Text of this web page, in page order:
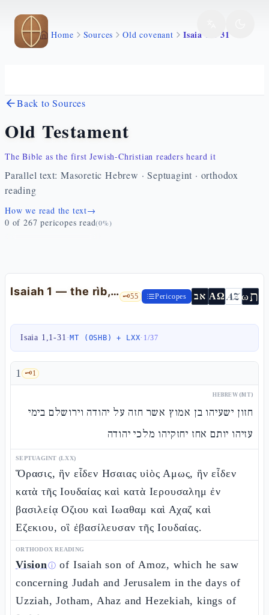
Skip to main content
Home Sources Old covenant Isaia 1 1 31
Back to Sources
Old Testament
The Bible as the first Jewish-Christian readers heard it
Parallel text: Masoretic Hebrew · Septuagint · orthodox
reading
How we read the text→
0 of 267 pericopes read(0%)
Isaiah 1 — the rìb, worship without justice, "Zion redeemed through mishpàt" 🗝️55 Pericopes אב ΑΩ AZωת
Isaia 1,1-31 ·MT (OSHB) + LXX· 1/37
1 🗝️1
HEBREW (MT)
חזון ישעיהו בן אמוץ אשר חזה על יהודה וירושלם בימי
עזיהו יותם אחז יחזקיהו מלכי יהודה
SEPTUAGINT (LXX)
Ὅρασις, ἣν εἶδεν Ησαιας υἱὸς Αμως, ἣν εἶδεν
κατὰ τῆς Ιουδαίας καὶ κατὰ Ιερουσαλημ ἐν
βασιλείᾳ Οζιου καὶ Ιωαθαμ καὶ Αχαζ καὶ
Εζεκιου, οἳ ἐβασίλευσαν τῆς Ιουδαίας.
ORTHODOX READING
Visionⓘ of Isaiah son of Amoz, which he saw
concerning Judah and Jerusalem in the days of
Uzziah, Jotham, Ahaz and Hezekiah, kings of